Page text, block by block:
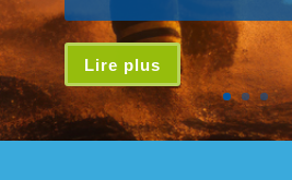
Lire plus